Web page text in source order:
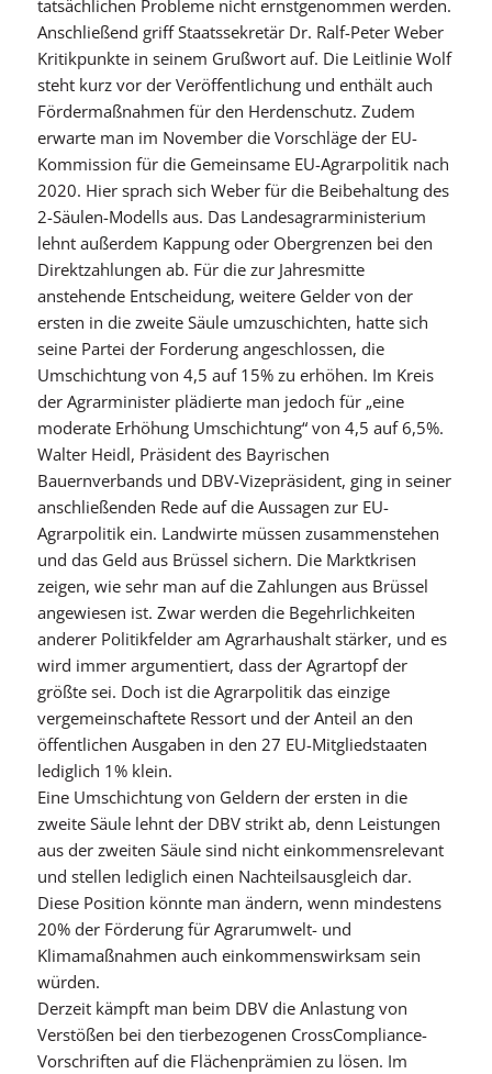
tatsächlichen Probleme nicht ernstgenommen werden.
Anschließend griff Staatssekretär Dr. Ralf-Peter Weber
Kritikpunkte in seinem Grußwort auf. Die Leitlinie Wolf
steht kurz vor der Veröffentlichung und enthält auch
Fördermaßnahmen für den Herdenschutz. Zudem
erwarte man im November die Vorschläge der EU-
Kommission für die Gemeinsame EU-Agrarpolitik nach
2020. Hier sprach sich Weber für die Beibehaltung des
2-Säulen-Modells aus. Das Landesagrarministerium
lehnt außerdem Kappung oder Obergrenzen bei den
Direktzahlungen ab. Für die zur Jahresmitte
anstehende Entscheidung, weitere Gelder von der
ersten in die zweite Säule umzuschichten, hatte sich
seine Partei der Forderung angeschlossen, die
Umschichtung von 4,5 auf 15% zu erhöhen. Im Kreis
der Agrarminister plädierte man jedoch für „eine
moderate Erhöhung Umschichtung“ von 4,5 auf 6,5%.
Walter Heidl, Präsident des Bayrischen
Bauernverbands und DBV-Vizepräsident, ging in seiner
anschließenden Rede auf die Aussagen zur EU-
Agrarpolitik ein. Landwirte müssen zusammenstehen
und das Geld aus Brüssel sichern. Die Marktkrisen
zeigen, wie sehr man auf die Zahlungen aus Brüssel
angewiesen ist. Zwar werden die Begehrlichkeiten
anderer Politikfelder am Agrarhaushalt stärker, und es
wird immer argumentiert, dass der Agrartopf der
größte sei. Doch ist die Agrarpolitik das einzige
vergemeinschaftete Ressort und der Anteil an den
öffentlichen Ausgaben in den 27 EU-Mitgliedstaaten
lediglich 1% klein.
Eine Umschichtung von Geldern der ersten in die
zweite Säule lehnt der DBV strikt ab, denn Leistungen
aus der zweiten Säule sind nicht einkommensrelevant
und stellen lediglich einen Nachteilsausgleich dar.
Diese Position könnte man ändern, wenn mindestens
20% der Förderung für Agrarumwelt- und
Klimamaßnahmen auch einkommenswirksam sein
würden.
Derzeit kämpft man beim DBV die Anlastung von
Verstößen bei den tierbezogenen CrossCompliance-
Vorschriften auf die Flächenprämien zu lösen. Im